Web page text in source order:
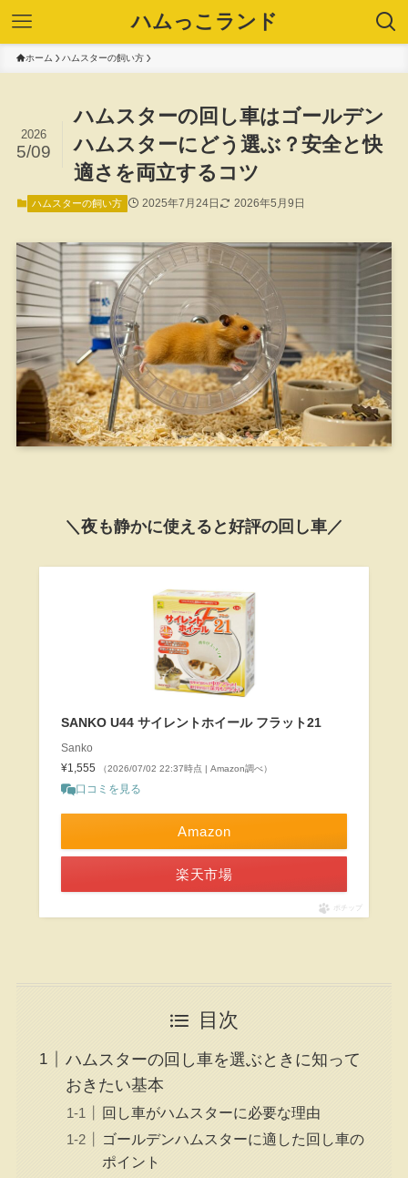
ハムっこランド
ホーム ハムスターの飼い方
ハムスターの回し車はゴールデン
ハムスターにどう選ぶ？安全と快
適さを両立するコツ
2026
5/09
ハムスターの飼い方 2025年7月24日 2026年5月9日
＼夜も静かに使えると好評の回し車／
SANKO U44 サイレントホイール フラット21
Sanko
¥1,555
（2026/07/02 22:37時点 | Amazon調べ）
口コミを見る
Amazon
楽天市場
ポチップ
目次
ハムスターの回し車を選ぶときに知って
おきたい基本
回し車がハムスターに必要な理由
ゴールデンハムスターに適した回し車の
ポイント